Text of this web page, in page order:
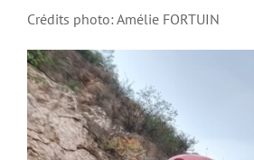
Crédits photo: Amélie FORTUIN